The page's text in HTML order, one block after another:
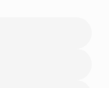
solar
na água,